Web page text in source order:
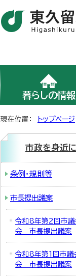
暮らしの情報
現在位置： トップページ
市政を身近に
条例・規則等
市長提出議案
令和8年第2回市議
会 市長提出議案
令和8年第1回市議
会 市長提出議案